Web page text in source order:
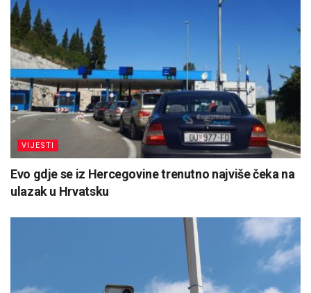
VIJESTI
Evo gdje se iz Hercegovine trenutno najviše čeka na
ulazak u Hrvatsku